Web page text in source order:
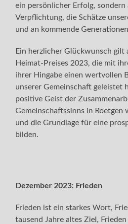
ein persönlicher Erfolg, sondern
Verpflichtung, die Schätze
und an kommende
Ein herzlicher Glückwunsch gilt
Heimat-Preises 2023, die mit
ihrer Hingabe einen wertvollen
unserer Gemeinschaft geleistet
positive Geist der
Gemeinschaftssinns in Roetgen
und die Grundlage für eine
bilden.
Dezember 2023: Frieden
Frieden ist ein starkes Wort,
tausend Jahre altes Ziel,